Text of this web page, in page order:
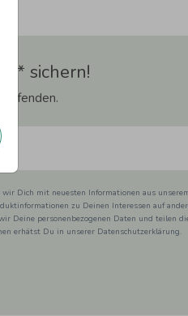
sichern!
Dich mit neuesten Informationen aus
zu Deinen Interessen auf
Deine personenbezogenen Daten und teilen
erhätst Du in unserer Datenschutzerklärung.